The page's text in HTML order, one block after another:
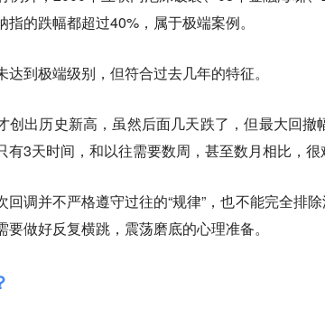
指的跌幅都超过40%，属于极端案例。
达到极端级别，但符合过去几年的特征。
创出历史新高，虽然后面几天跌了，但最大回
有3天时间，和以往需要数周，甚至数月相比，很
回调并不严格遵守过往的“规律”，也不能完全排除
要做好反复横跳，震荡磨底的心理准备。